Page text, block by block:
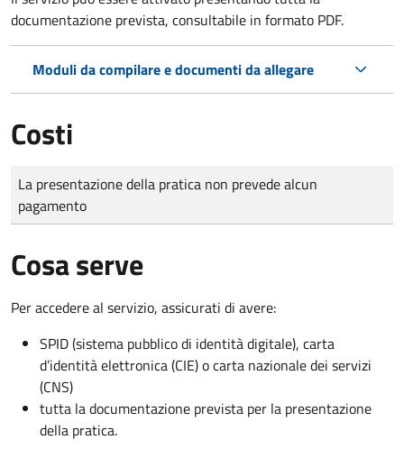
documentazione prevista, consultabile in formato PDF.
Moduli da compilare e documenti da allegare
Costi
Tipo di pagamento
Importo
La presentazione della pratica non prevede alcun
pagamento
Cosa serve
Per accedere al servizio, assicurati di avere:
SPID (sistema pubblico di identità digitale), carta
d’identità elettronica (CIE) o carta nazionale dei servizi
(CNS)
tutta la documentazione prevista per la presentazione
della pratica.